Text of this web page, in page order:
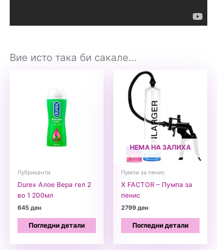
Вие исто така би сакале…
Лубриканти
Durex Алое Вера гел 2
во 1 200мл
645ден
Погледни детали
НЕМА НА ЗАЛИХА
Пумпи за пенис
X FACTOR – Пумпа за
пенис
2799ден
Погледни детали